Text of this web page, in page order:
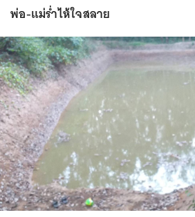
พ่อ-แม่ร่ำไห้ใจสลาย